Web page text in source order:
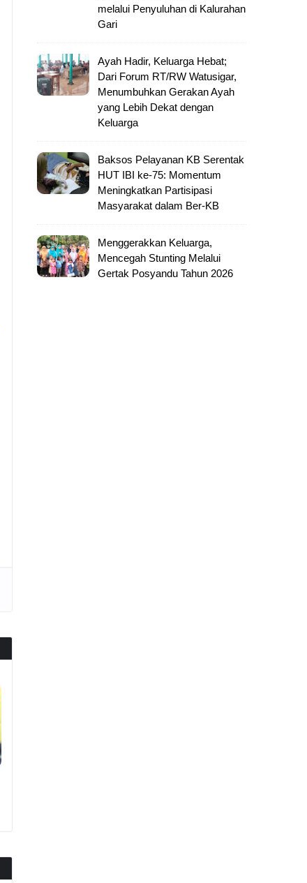
melalui Penyuluhan di Kalurahan
Gari
Ayah Hadir, Keluarga Hebat;
Dari Forum RT/RW Watusigar,
Menumbuhkan Gerakan Ayah
yang Lebih Dekat dengan
Keluarga
Baksos Pelayanan KB Serentak
HUT IBI ke-75: Momentum
Meningkatkan Partisipasi
Masyarakat dalam Ber-KB
Menggerakkan Keluarga,
Mencegah Stunting Melalui
Gertak Posyandu Tahun 2026